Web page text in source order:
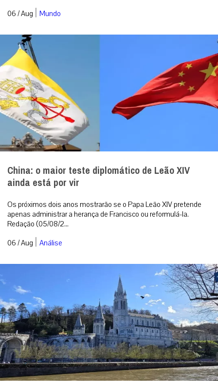
06 / Aug | Mundo
China: o maior teste diplomático de Leão XIV
ainda está por vir
Os próximos dois anos mostrarão se o Papa Leão XIV pretende
apenas administrar a herança de Francisco ou reformulá-la.
Redação (05/08/2...
06 / Aug | Análise